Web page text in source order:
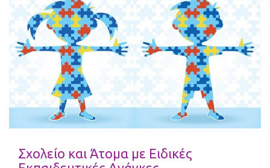
Σχολείο και Άτομα με Ειδικές